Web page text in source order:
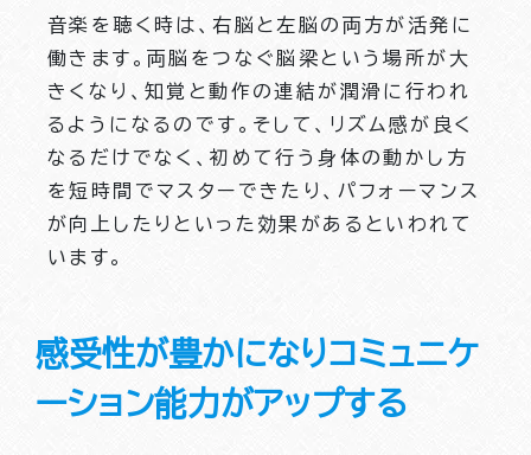
音楽を聴く時は、右脳と左脳の両方が活発に
働きます。両脳をつなぐ脳梁という場所が大
きくなり、知覚と動作の連結が潤滑に行われ
るようになるのです。そして、リズム感が良く
なるだけでなく、初めて行う身体の動かし方
を短時間でマスターできたり、パフォーマンス
が向上したりといった効果があるといわれて
います。
感受性が豊かになりコミュニケ
ーション能力がアップする